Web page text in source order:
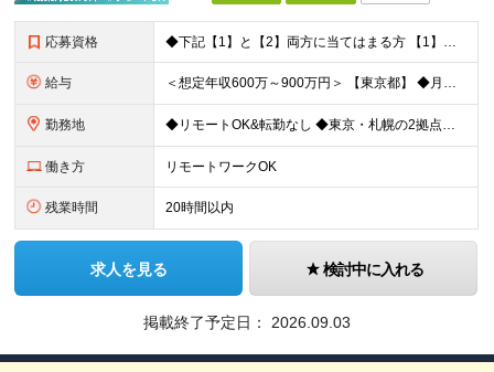
応募資格 ◆下記【1】と【2】両方に当てはまる方 【1】Webアプリ開発：5年以上 【2】下記いずれか5年以上のご経験 C#、SQL、JavaScript、HTML+CSS、React、PHP、Larave
給与 ＜想定年収600万～900万円＞ 【東京都】 ◆月給：37.2万円～＋賞与年2回（賞与支給実績5ヶ月分）＋残業代全額支給 ※技能手当(スキル・経験により支給)／地域手当(東京：3万円)を含む ※3ヶ
勤務地 ◆リモートOK&転勤なし ◆東京・札幌の2拠点で募集中 【東京本社】 東京都千代田区神田練塀町300 住友不動産秋葉原駅前ビル17F 【札幌開発センター】 北海道札幌市北区北7条西4-5-1 伊藤
働き方 リモートワークOK
残業時間 20時間以内
求人を見る 検討中に入れる
掲載終了予定日： 2026.09.03